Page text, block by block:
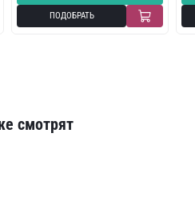
ПОДОБРАТЬ
смотрят